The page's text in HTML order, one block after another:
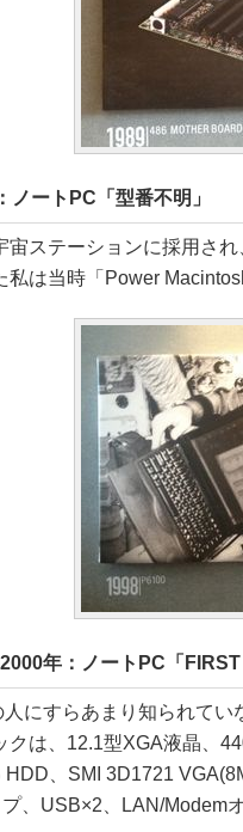
ノートPC「型番不明」
ステーションに採用さ
私は当時「Power
年：ノートPC「FIRST
にすらあまり知られてい
クは、12.1型XGA液晶、
HDD、SMI 3D1721
、USB×2、LAN/Modem